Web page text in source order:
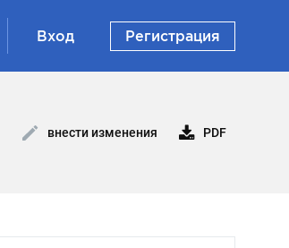
Вход Регистрация
внести изменения PDF